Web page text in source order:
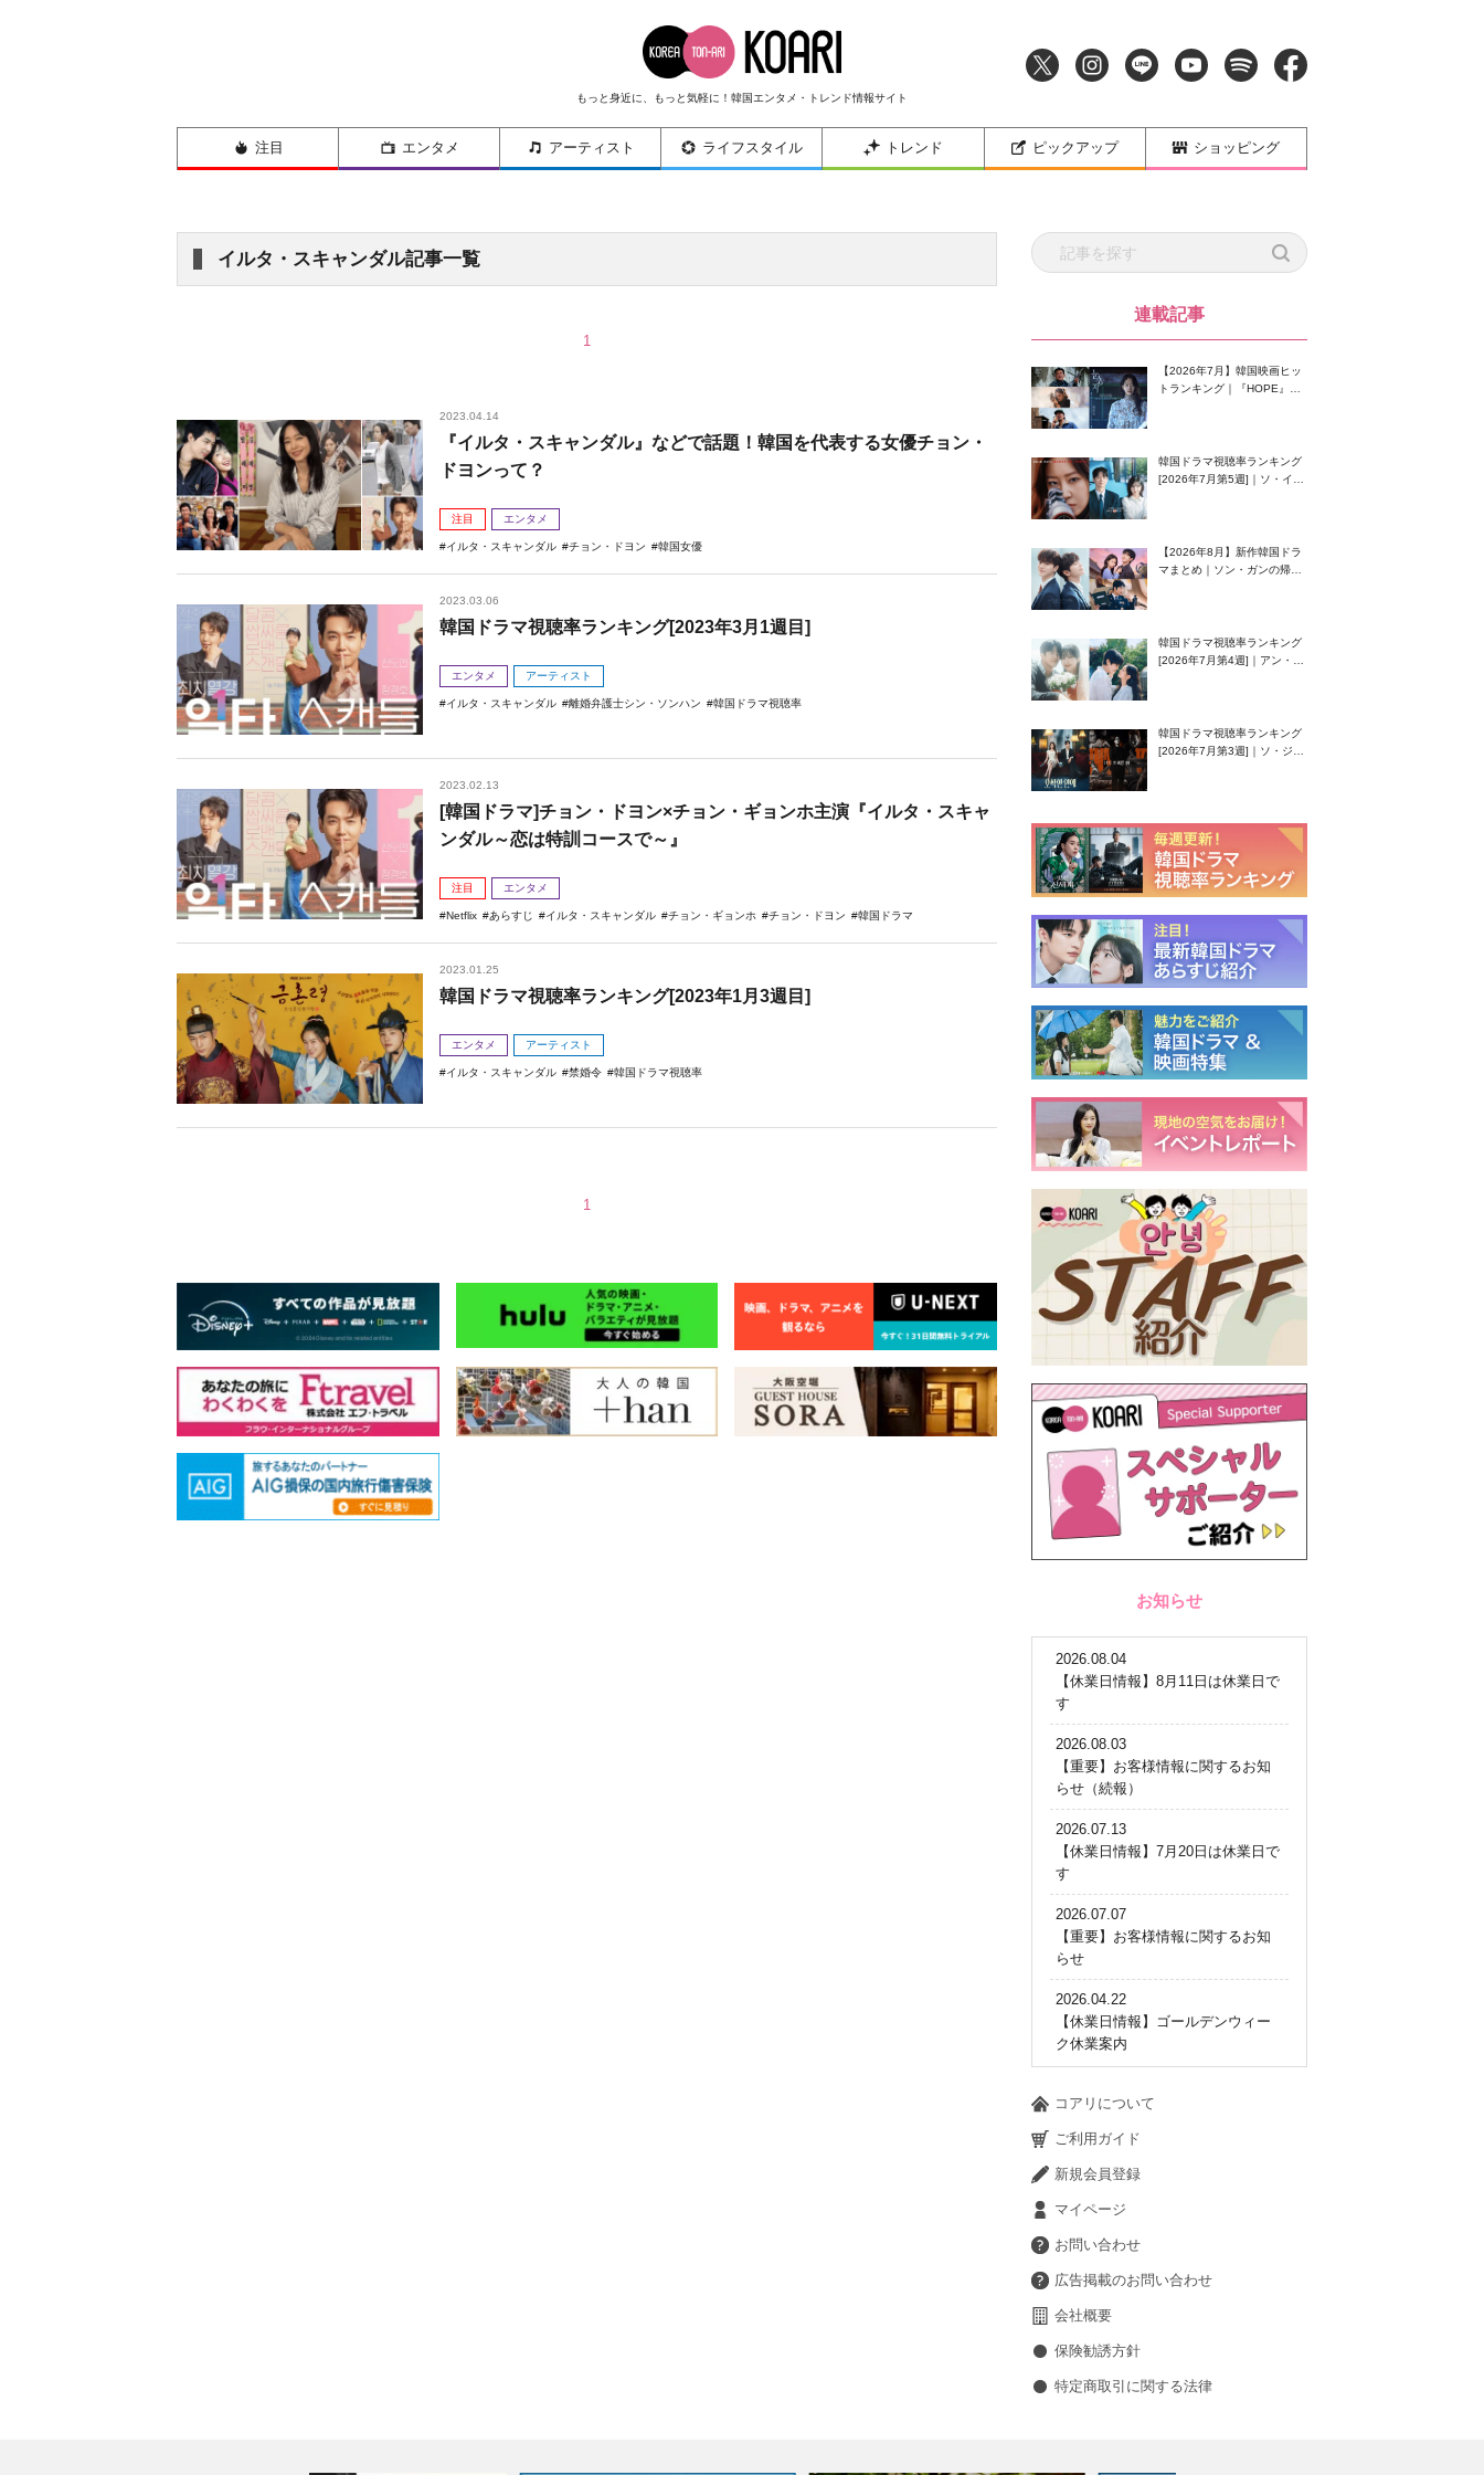
もっと身近に、もっと気軽に！韓国エンタメ・トレンド情報サイト
注目 エンタメ アーティスト ライフスタイル トレンド ピックアップ ショッピング
イルタ・スキャンダル記事一覧
1
2023.04.14
『イルタ・スキャンダル』などで話題！韓国を代表する女優チョン・
ドヨンって？
注目 エンタメ
イルタ・スキャンダル チョン・ドヨン 韓国女優
2023.03.06
韓国ドラマ視聴率ランキング[2023年3月1週目]
エンタメ アーティスト
イルタ・スキャンダル 離婚弁護士シン・ソンハン 韓国ドラマ視聴率
2023.02.13
[韓国ドラマ]チョン・ドヨン×チョン・ギョンホ主演『イルタ・スキャ
ンダル～恋は特訓コースで～』
注目 エンタメ
Netflix あらすじ イルタ・スキャンダル チョン・ギョンホ チョン・ドヨン 韓国ドラマ
2023.01.25
韓国ドラマ視聴率ランキング[2023年1月3週目]
エンタメ アーティスト
イルタ・スキャンダル 禁婚令 韓国ドラマ視聴率
1
連載記事
【2026年7月】韓国映画ヒッ
トランキング｜『HOPE』が
韓国ドラマ視聴率ランキング
[2026年7月第5週]｜ソ・イン
【2026年8月】新作韓国ドラ
マまとめ｜ソン・ガンの帰
韓国ドラマ視聴率ランキング
[2026年7月第4週]｜アン・ヒ
韓国ドラマ視聴率ランキング
[2026年7月第3週]｜ソ・ジソ
お知らせ
2026.08.04
【休業日情報】8月11日は休業日で
す
2026.08.03
【重要】お客様情報に関するお知
らせ（続報）
2026.07.13
【休業日情報】7月20日は休業日で
す
2026.07.07
【重要】お客様情報に関するお知
らせ
2026.04.22
【休業日情報】ゴールデンウィー
ク休業案内
コアリについて
ご利用ガイド
新規会員登録
マイページ
お問い合わせ
広告掲載のお問い合わせ
会社概要
保険勧誘方針
特定商取引に関する法律